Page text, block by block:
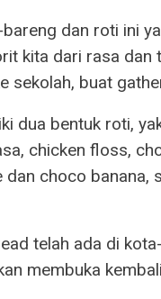
dan roti ini
kita dari rasa
sekolah, buat
dua bentuk roti,
chicken floss,
dan choco
telah ada di
membuka